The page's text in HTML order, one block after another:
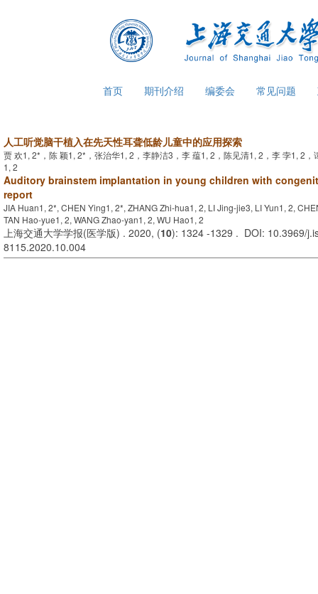
首页 期刊介绍 编委会 常见问题
人工听觉脑干植入在先天性耳聋低龄儿童中的应用探索
贾 欢1, 2*，陈 颖1, 2*，张治华1, 2，李静洁3，李 蕴1, 2，陈见清1, 2，李 孛1, 2
1, 2
Auditory brainstem implantation in young children with
report
JIA Huan1, 2*, CHEN Ying1, 2*, ZHANG Zhi-hua1, 2, LI Jing-jie3, LI Yun1, 2,
TAN Hao-yue1, 2, WANG Zhao-yan1, 2, WU Hao1, 2
上海交通大学学报(医学版) . 2020, (10): 1324 -1329 . DOI: 10.3969/
8115.2020.10.004